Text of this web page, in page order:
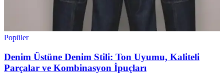
Popüler
Denim Üstüne Denim Stili: Ton Uyumu, Kaliteli
Parçalar ve Kombinasyon İpuçları